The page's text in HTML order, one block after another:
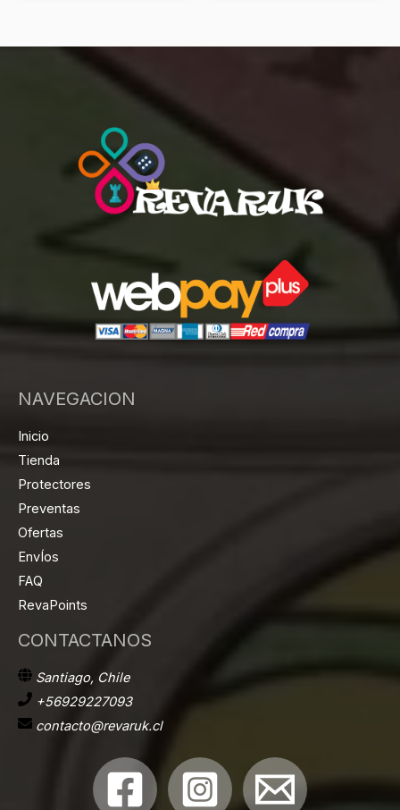
NAVEGACION
Inicio
Tienda
Protectores
Preventas
Ofertas
EnvÍos
FAQ
RevaPoints
CONTACTANOS
Santiago, Chile
+56929227093
contacto@revaruk.cl